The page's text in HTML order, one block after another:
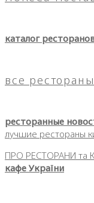
каталог
все
ресторанные
лучшие рестораны
ПРО РЕСТОРАНИ та
кафе України